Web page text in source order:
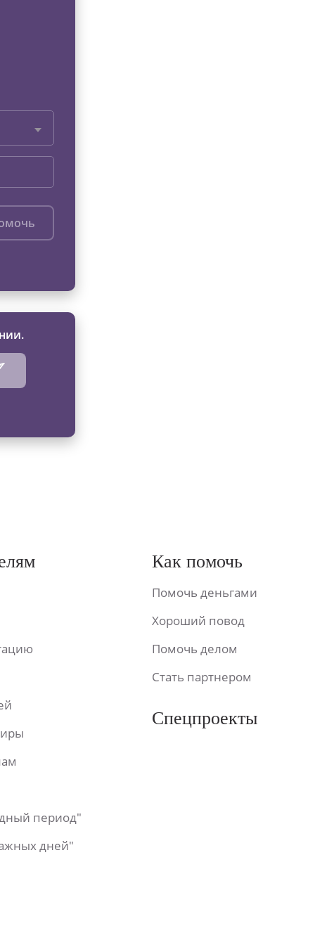
период"
дней"
Как помочь
Помочь деньгами
Хороший повод
Помочь делом
Стать партнером
Спецпроекты